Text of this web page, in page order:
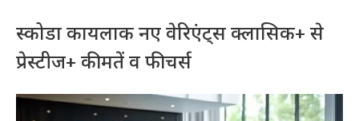
स्कोडा कायलाक नए वेरिएंट्स क्लासिक+ से
प्रेस्टीज+ कीमतें व फीचर्स